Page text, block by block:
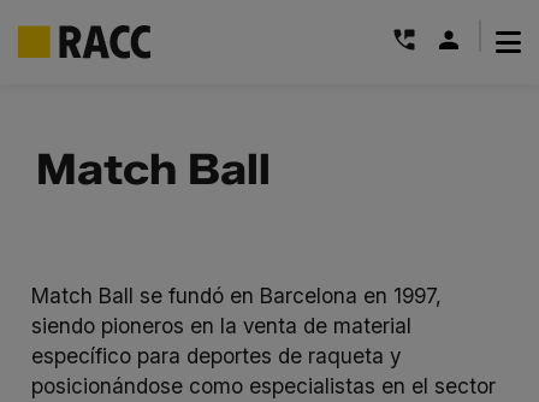
contenido
Match Ball
Match Ball se fundó en Barcelona en 1997,
siendo pioneros en la venta de material
específico para deportes de raqueta y
posicionándose como especialistas en el sector